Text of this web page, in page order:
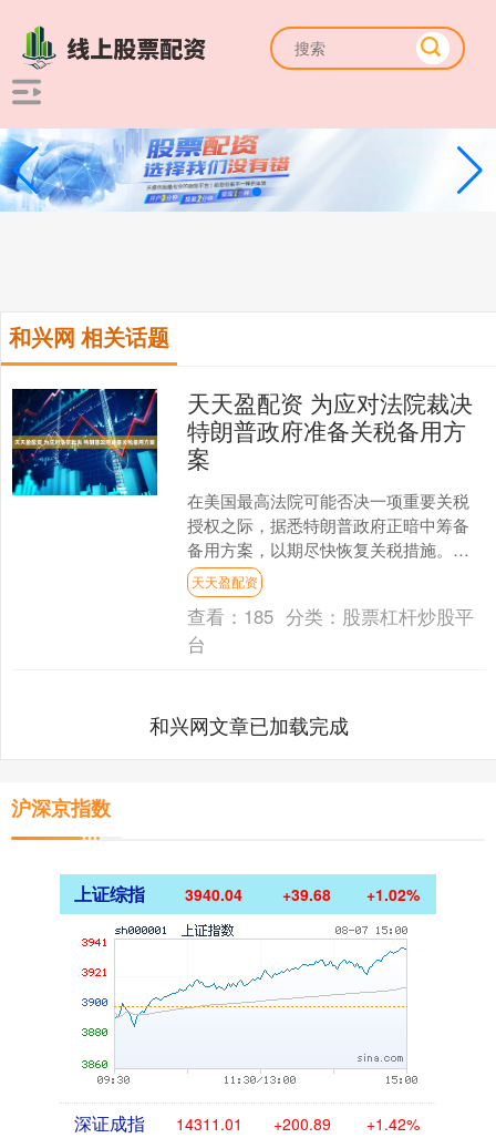
和兴网 相关话题
天天盈配资 为应对法院裁决
特朗普政府准备关税备用方
案
在美国最高法院可能否决一项重要关税
授权之际，据悉特朗普政府正暗中筹备
备用方案，以期尽快恢复关税措施。据
熟悉内情的美国官员透露，美国商务部
和美国贸易代表办公室已就....
天天盈配资
查看： 185 分类： 股票杠杆炒股平
台
和兴网文章已加载完成
沪深京指数
上证综指 3940.04 +39.68 +1.02%
深证成指 14311.01 +200.89 +1.42%